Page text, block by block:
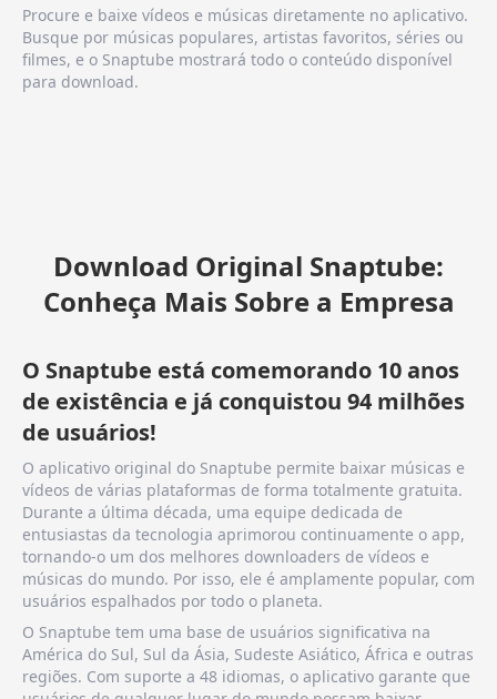
Procure e baixe vídeos e músicas diretamente no aplicativo.
Busque por músicas populares, artistas favoritos, séries ou
filmes, e o Snaptube mostrará todo o conteúdo disponível
para download.
Download Original Snaptube:
Conheça Mais Sobre a Empresa
O Snaptube está comemorando 10 anos
de existência e já conquistou 94 milhões
de usuários!
O aplicativo original do Snaptube permite baixar músicas e
vídeos de várias plataformas de forma totalmente gratuita.
Durante a última década, uma equipe dedicada de
entusiastas da tecnologia aprimorou continuamente o app,
tornando-o um dos melhores downloaders de vídeos e
músicas do mundo. Por isso, ele é amplamente popular, com
usuários espalhados por todo o planeta.
O Snaptube tem uma base de usuários significativa na
América do Sul, Sul da Ásia, Sudeste Asiático, África e outras
regiões. Com suporte a 48 idiomas, o aplicativo garante que